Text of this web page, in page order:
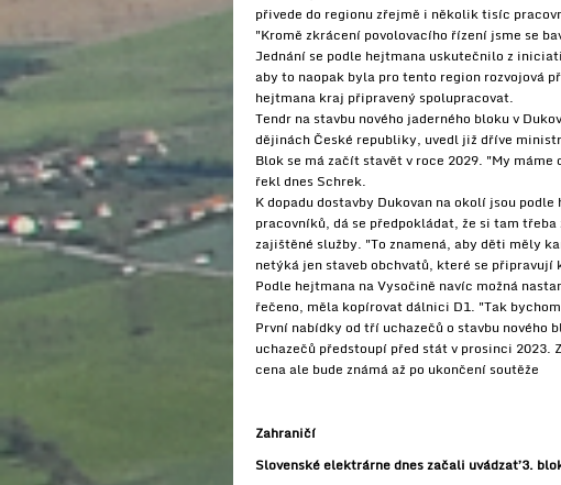
přivede do regionu zřejmě i několik tisíc
"Kromě zkrácení povolovacího řízení jsme se
Jednání se podle hejtmana uskutečnilo z
aby to naopak byla pro tento region rozvojová
hejtmana kraj připravený spolupracovat.
Tendr na stavbu nového jaderného bloku v
dějinách České republiky, uvedl již dříve
Blok se má začít stavět v roce 2029. "My
řekl dnes Schrek.
K dopadu dostavby Dukovan na okolí jsou
pracovníků, dá se předpokládat, že si tam
zajištěné služby. "To znamená, aby děti měly
netýká jen staveb obchvatů, které se připravují
Podle hejtmana na Vysočině navíc možná
řečeno, měla kopírovat dálnici D1. "Tak
První nabídky od tří uchazečů o stavbu nového
uchazečů předstoupí před stát v prosinci 2023.
cena ale bude známá až po ukončení soutěže
Zahraničí
Slovenské elektrárne dnes začali uvádzať 3.